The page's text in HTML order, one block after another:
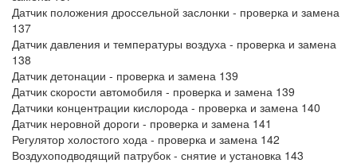
Датчик положения дроссельной заслонки - проверка и замена
137
Датчик давления и температуры воздуха - проверка и замена
138
Датчик детонации - проверка и замена 139
Датчик скорости автомобиля - проверка и замена 139
Датчики концентрации кислорода - проверка и замена 140
Датчик неровной дороги - проверка и замена 141
Регулятор холостого хода - проверка и замена 142
Воздухоподводящий патрубок - снятие и установка 143